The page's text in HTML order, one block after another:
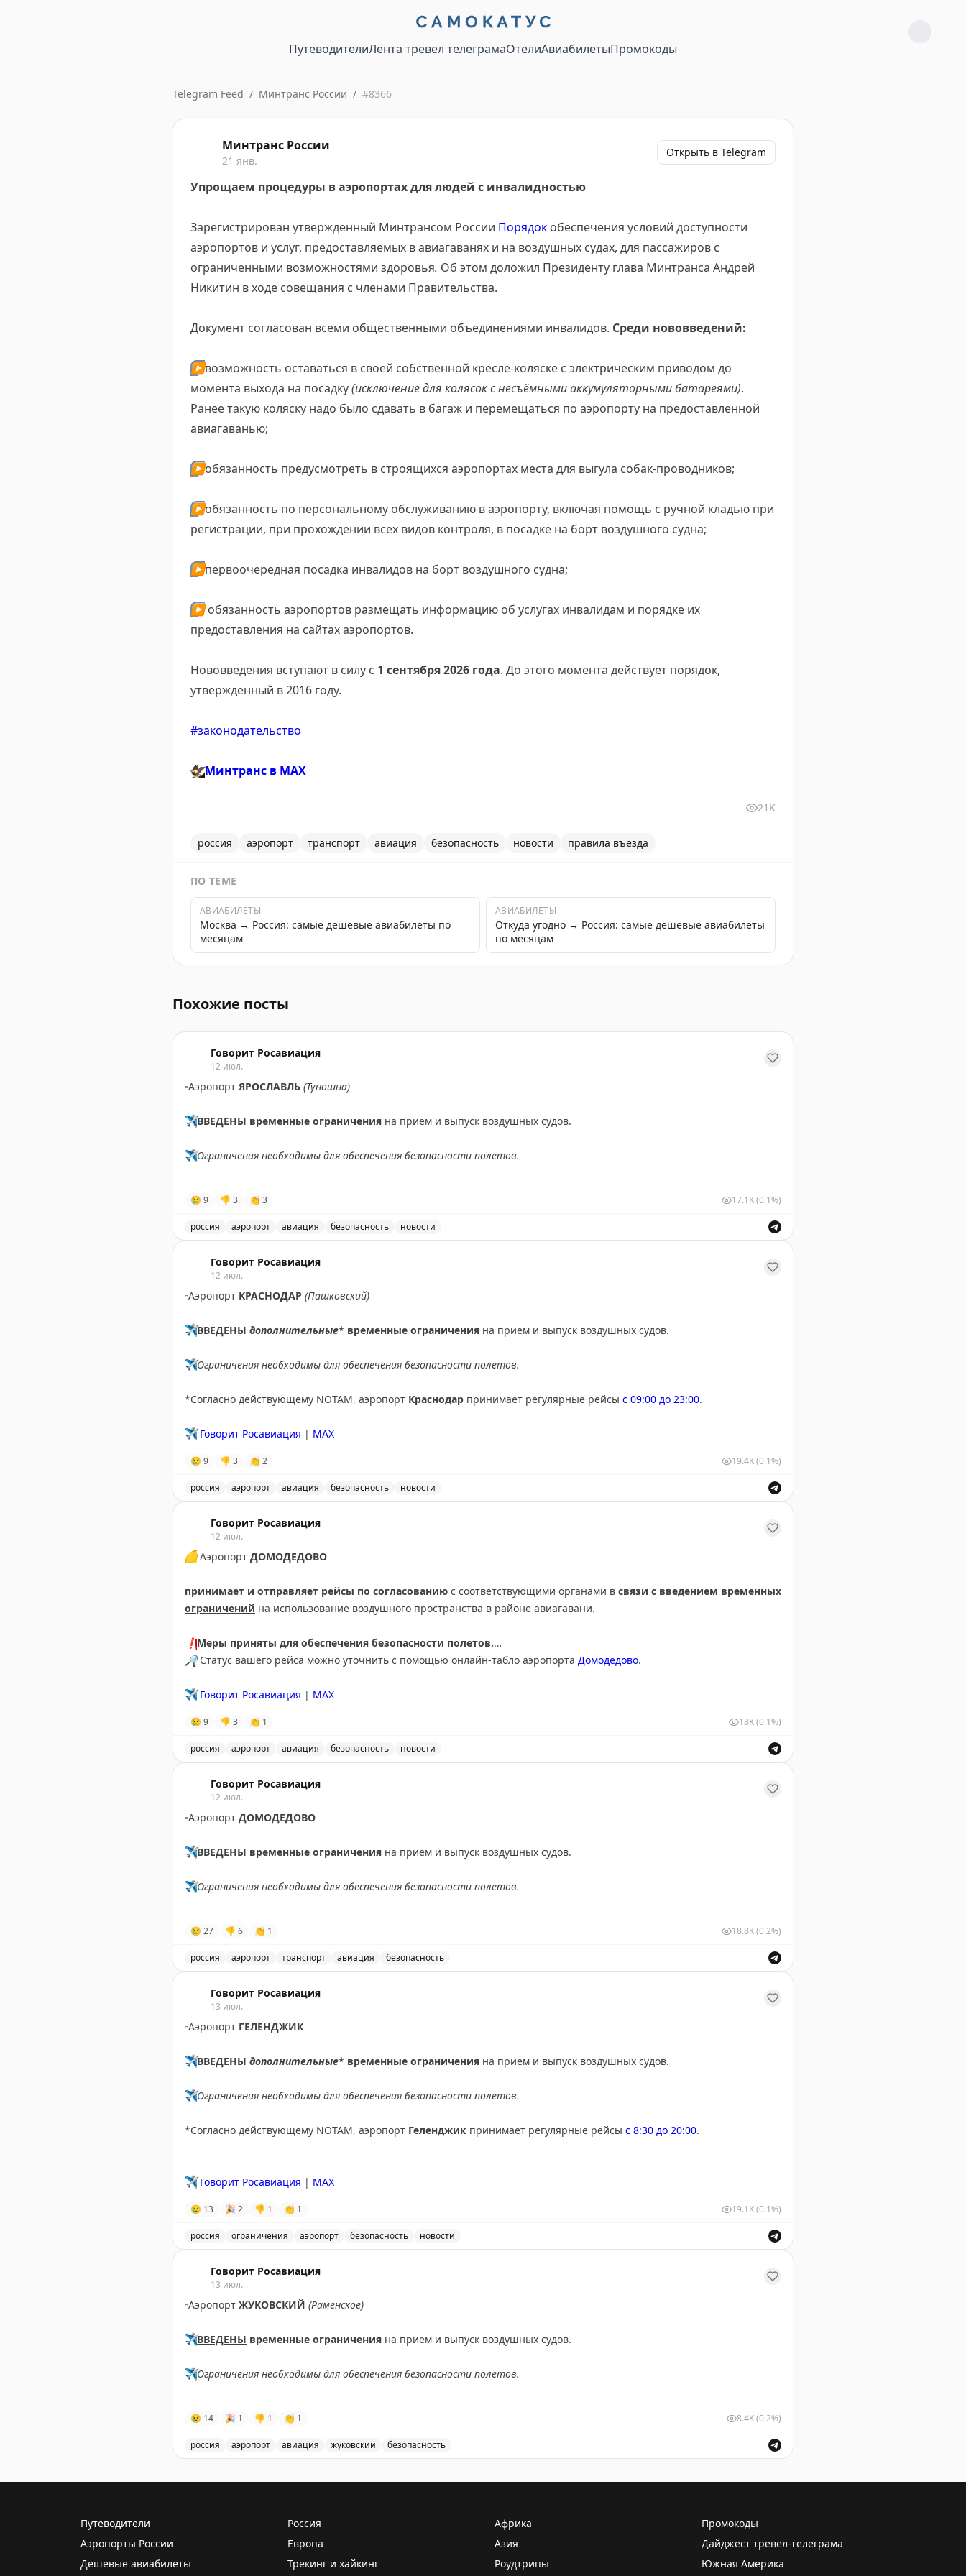
ПутеводителиЛента тревел телеграмаОтелиАвиабилетыПромокоды
Telegram Feed / Минтранс России / #8366
Минтранс России
21 янв.
Открыть в Telegram
Упрощаем процедуры в аэропортах для людей с инвалидностью
Зарегистрирован утвержденный Минтрансом России Порядок обеспечения условий доступности
аэропортов и услуг, предоставляемых в авиагаванях и на воздушных судах, для пассажиров с
ограниченными возможностями здоровья. Об этом доложил Президенту глава Минтранса Андрей
Никитин в ходе совещания с членами Правительства.
Документ согласован всеми общественными объединениями инвалидов. Среди нововведений:
▶️возможность оставаться в своей собственной кресле-коляске с электрическим приводом до
момента выхода на посадку(исключение для колясок с несъёмными аккумуляторными батареями).
Ранее такую коляску надо было сдавать в багаж и перемещаться по аэропорту на предоставленной
авиагаванью;
▶️обязанность предусмотреть в строящихся аэропортах места для выгула собак-проводников;
▶️обязанность по персональному обслуживанию в аэропорту, включая помощь с ручной кладью при
регистрации, при прохождении всех видов контроля, в посадке на борт воздушного судна;
▶️первоочередная посадка инвалидов на борт воздушного судна;
▶️обязанность аэропортов размещать информацию об услугах инвалидам и порядке их
предоставления на сайтах аэропортов.
Нововведения вступают в силу с 1 сентября 2026 года. До этого момента действует порядок,
утвержденный в 2016 году.
#законодательство
🦅Минтранс в MAX
21K
россия аэропорт транспорт авиация безопасность новости правила въезда
ПО ТЕМЕ
АВИАБИЛЕТЫ
Москва → Россия: самые дешевые авиабилеты по
месяцам
АВИАБИЛЕТЫ
Откуда угодно → Россия: самые дешевые авиабилеты
по месяцам
Похожие посты
Говорит Росавиация
12 июл.
▫️Аэропорт ЯРОСЛАВЛЬ (Туношна)
✈️ВВЕДЕНЫ временные ограничения на прием и выпуск воздушных судов.
✈️Ограничения необходимы для обеспечения безопасности полетов.
😢 9 👎 3 👏 3 17.1K(0.1%)
россия аэропорт авиация безопасность новости
Говорит Росавиация
12 июл.
▫️Аэропорт КРАСНОДАР (Пашковский)
✈️ВВЕДЕНЫ дополнительные* временные ограничения на прием и выпуск воздушных судов.
✈️Ограничения необходимы для обеспечения безопасности полетов.
*Согласно действующему NOTAM, аэропорт Краснодар принимает регулярные рейсы с 09:00 до 23:00.
✈️ Говорит Росавиация | MAX
😢 9 👎 3 👏 2 19.4K(0.1%)
россия аэропорт авиация безопасность новости
Говорит Росавиация
12 июл.
🟡Аэропорт ДОМОДЕДОВО
принимает и отправляет рейсы по согласованию с соответствующими органами в связи с введением временных
ограничений на использование воздушного пространства в районе авиагавани.
❗️Меры приняты для обеспечения безопасности полетов.
🔎Статус вашего рейса можно уточнить с помощью онлайн-табло аэропорта Домодедово.
✈️ Говорит Росавиация | МАХ
😢 9 👎 3 👏 1 18K(0.1%)
россия аэропорт авиация безопасность новости
Говорит Росавиация
12 июл.
▫️Аэропорт ДОМОДЕДОВО
✈️ВВЕДЕНЫ временные ограничения на прием и выпуск воздушных судов.
✈️Ограничения необходимы для обеспечения безопасности полетов.
😢 27 👎 6 👏 1 18.8K(0.2%)
россия аэропорт транспорт авиация безопасность
Говорит Росавиация
13 июл.
▫️Аэропорт ГЕЛЕНДЖИК
✈️ВВЕДЕНЫ дополнительные* временные ограничения на прием и выпуск воздушных судов.
✈️Ограничения необходимы для обеспечения безопасности полетов.
*Согласно действующему NOTAM, аэропорт Геленджик принимает регулярные рейсы с 8:30 до 20:00.
✈️ Говорит Росавиация | MAX
😢 13 🎉 2 👎 1 👏 1 19.1K(0.1%)
россия ограничения аэропорт безопасность новости
Говорит Росавиация
13 июл.
▫️Аэропорт ЖУКОВСКИЙ (Раменское)
✈️ВВЕДЕНЫ временные ограничения на прием и выпуск воздушных судов.
✈️Ограничения необходимы для обеспечения безопасности полетов.
😢 14 🎉 1 👎 1 👏 1 8.4K(0.2%)
россия аэропорт авиация жуковский безопасность
Путеводители Россия Африка
Промокоды
Аэропорты России
Европа Азия
Дайджест тревел-телеграма
Дешевые авиабилеты
Трекинг и хайкинг Роудтрипы Южная Америка